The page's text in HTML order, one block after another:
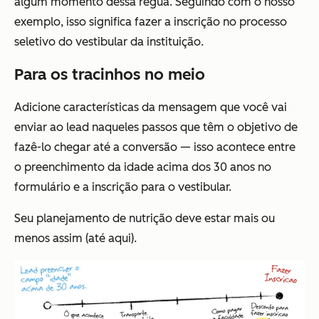
exemplo, isso significa fazer a inscrição no processo
seletivo do vestibular da instituição.
Para os tracinhos no meio
Adicione características da mensagem que você vai
enviar ao lead naqueles passos que têm o objetivo de
fazê-lo chegar até a conversão — isso acontece entre
o preenchimento da idade acima dos 30 anos no
formulário e a inscrição para o vestibular.
Seu planejamento de nutrição deve estar mais ou
menos assim (até aqui).